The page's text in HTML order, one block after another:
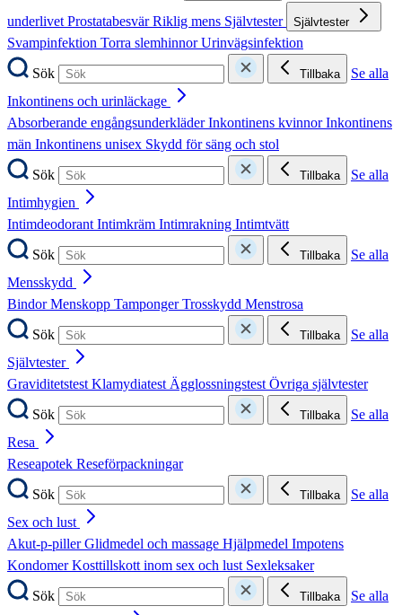
underlivetProstatabesvärRiklig mens Självtester Självtester
Svampinfektion Torra slemhinnorUrinvägsinfektion
Sök
Tillbaka
Se alla
Inkontinens och urinläckage
Absorberande engångsunderkläderInkontinens kvinnorInkontinens
män Inkontinens unisex Skydd för säng och stol
Sök
Tillbaka
Se alla
Intimhygien
IntimdeodorantIntimkräm Intimrakning Intimtvätt
Sök
Tillbaka
Se alla
Mensskydd
BindorMenskopp TampongerTrosskydd Menstrosa
Sök
Tillbaka
Se alla
Självtester
GraviditetstestKlamydiatestÄgglossningstestÖvriga självtester
Sök
Tillbaka
Se alla
Resa
Reseapotek Reseförpackningar
Sök
Tillbaka
Se alla
Sex och lust
Akut-p-pillerGlidmedel och massage Hjälpmedel Impotens
KondomerKosttillskott inom sex och lust Sexleksaker
Sök
Tillbaka
Se alla